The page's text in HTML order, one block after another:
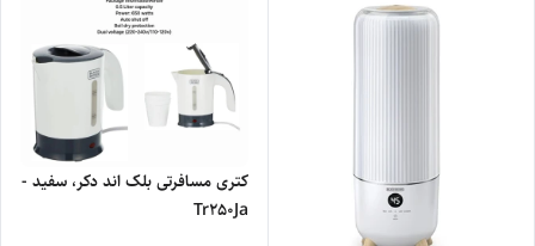
کتری مسافرتی بلک اند دکر، سفید -
Tr250Ja